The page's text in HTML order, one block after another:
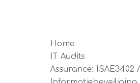
Home
IT Audits
Assurance: ISAE3402